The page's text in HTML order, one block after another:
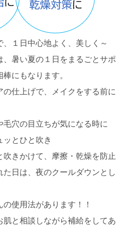
１日中心地よく、美しく～
、暑い夏の１日をまるごとサポ
にもなります。
の仕上げで、メイクをする前に
毛穴の目立ちが気になる時に
ッとひと吹き
吹きかけて、摩擦・乾燥を防止
日は、夜のクールダウンとし
使用法があります！！
と相談しながら補給をしてあ